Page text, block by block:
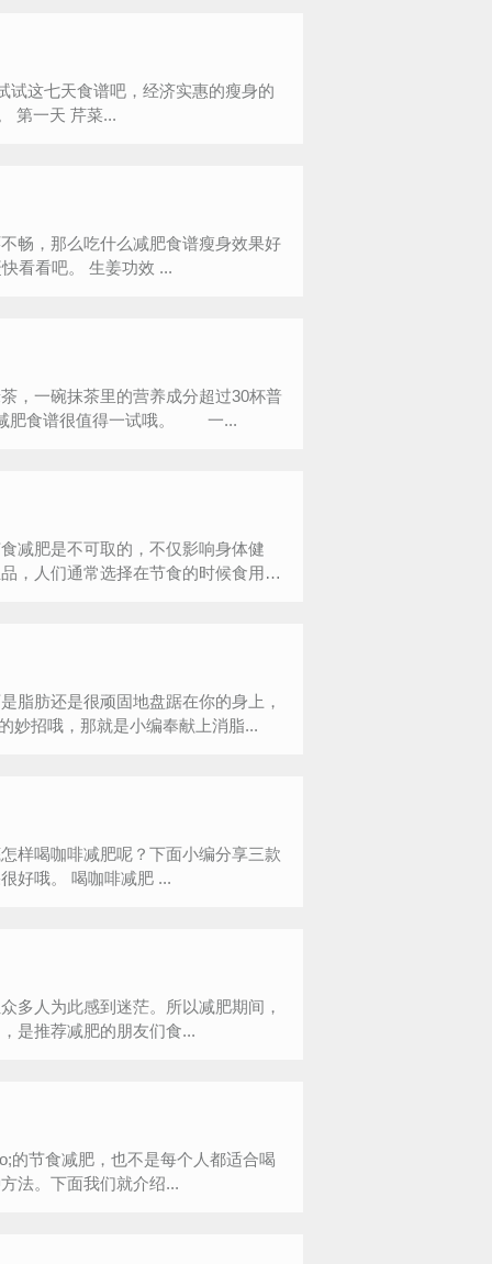
试这七天食谱吧，经济实惠的瘦身的
方法，坚持一个&ldquo;疗程&rdquo;，相信你会看到疗效的。 第一天 芹菜...
畅，那么吃什么减肥食谱瘦身效果好
呢？下面，39减肥编辑推荐生姜减肥食谱，暖胃又瘦身，赶快看看吧。 生姜功效 ...
一碗抹茶里的营养成分超过30杯普
减肥食谱很值得一试哦。 一...
肥是不可取的，不仅影响身体健
，人们通常选择在节食的时候食用香
肪还是很顽固地盘踞在你的身上，
妙招哦，那就是小编奉献上消脂...
样喝咖啡减肥呢？下面小编分享三款
自制咖啡减肥食谱，爱美丽，想减肥的你快来试试吧，效果很好哦。 喝咖啡减肥 ...
多人为此感到迷茫。所以减肥期间，
是推荐减肥的朋友们食...
的节食减肥，也不是每个人都适合喝
法。下面我们就介绍...